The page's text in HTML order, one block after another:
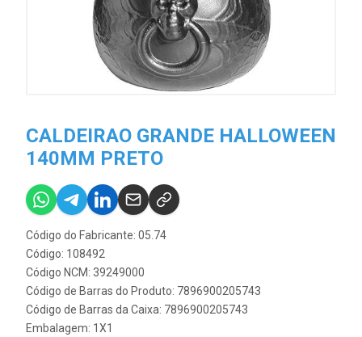
CALDEIRAO GRANDE HALLOWEEN
140MM PRETO
Código do Fabricante: 05.74
Código: 108492
Código NCM: 39249000
Código de Barras do Produto: 7896900205743
Código de Barras da Caixa: 7896900205743
Embalagem: 1X1